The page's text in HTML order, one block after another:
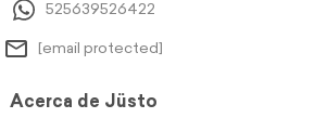
525639526422
[email protected]
Acerca de Jüsto